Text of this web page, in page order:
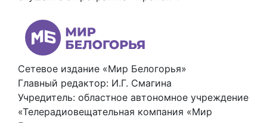
Сетевое издание «Мир Белогорья»
Главный редактор: И.Г. Смагина
Учредитель: областное автономное учреждение
«Телерадиовещательная компания «Мир